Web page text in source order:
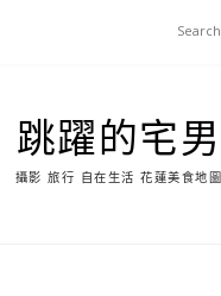
跳躍的宅男
攝影 旅行 自在生活 花蓮美食地圖